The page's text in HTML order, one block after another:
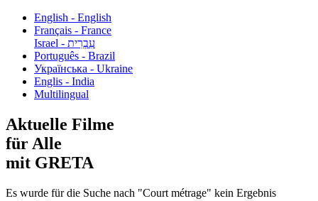
English - English
Français - France
עִבְרִית - Israel
Português - Brazil
Українська - Ukraine
Englis - India
Multilingual
Aktuelle Filme
für Alle
mit GRETA
Es wurde für die Suche nach "Court métrage" kein Ergebnis